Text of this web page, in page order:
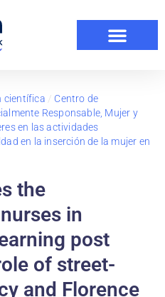
científica / Centro de
Responsable, Mujer y
en las actividades
en la inserción de la mujer en
the
in
post
of street-
and Florence